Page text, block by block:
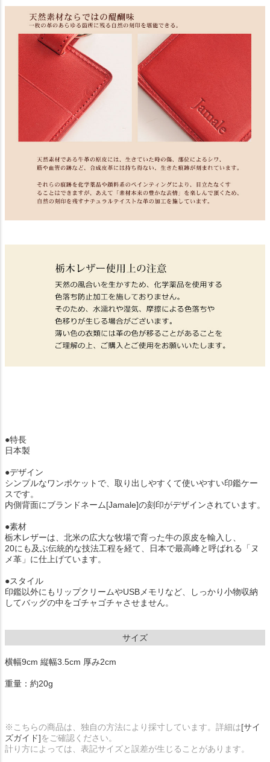
●特長
日本製
●デザイン
シンプルなワンポケットで、取り出しやすくて使いやすい印鑑ケー
スです。
内側背面にブランドネーム[Jamale]の刻印がデザインされています。
●素材
栃木レザーは、北米の広大な牧場で育った牛の原皮を輸入し、
20にも及ぶ伝統的な技法工程を経て、日本で最高峰と呼ばれる「ヌ
メ革」に仕上げています。
●スタイル
印鑑以外にもリップクリームやUSBメモリなど、しっかり小物収納
してバッグの中をゴチャゴチャさせません。
サイズ
横幅9cm 縦幅3.5cm 厚み2cm
重量：約20g
※こちらの商品は、独自の方法により採寸しています。詳細は[サイ
ズガイド]をご確認ください。
計り方によっては、表記サイズと誤差が生じることがあります。